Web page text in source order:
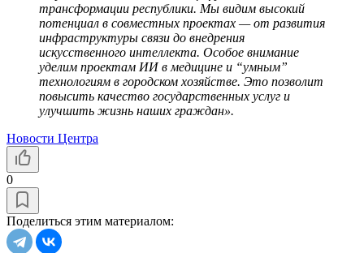
трансформации республики. Мы видим высокий
потенциал в совместных проектах — от развития
инфраструктуры связи до внедрения
искусственного интеллекта. Особое внимание
уделим проектам ИИ в медицине и “умным”
технологиям в городском хозяйстве. Это позволит
повысить качество государственных услуг и
улучшить жизнь наших граждан».
Новости Центра
0
Поделиться этим материалом: